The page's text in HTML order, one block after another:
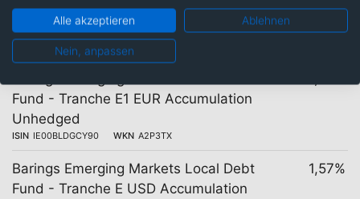
Barings Emerging Markets Local Debt
Fund - Tranche E GBP Distribution
IE00BKZGY660 WKN
1,58%
Fund - Tranche E1 EUR Accumulation
Unhedged
ISIN IE00BLDGCY90 WKN A2P3TX
Barings Emerging Markets Local Debt
Fund - Tranche E USD Accumulation
1,57%
Alle akzeptieren Ablehnen
Nein, anpassen